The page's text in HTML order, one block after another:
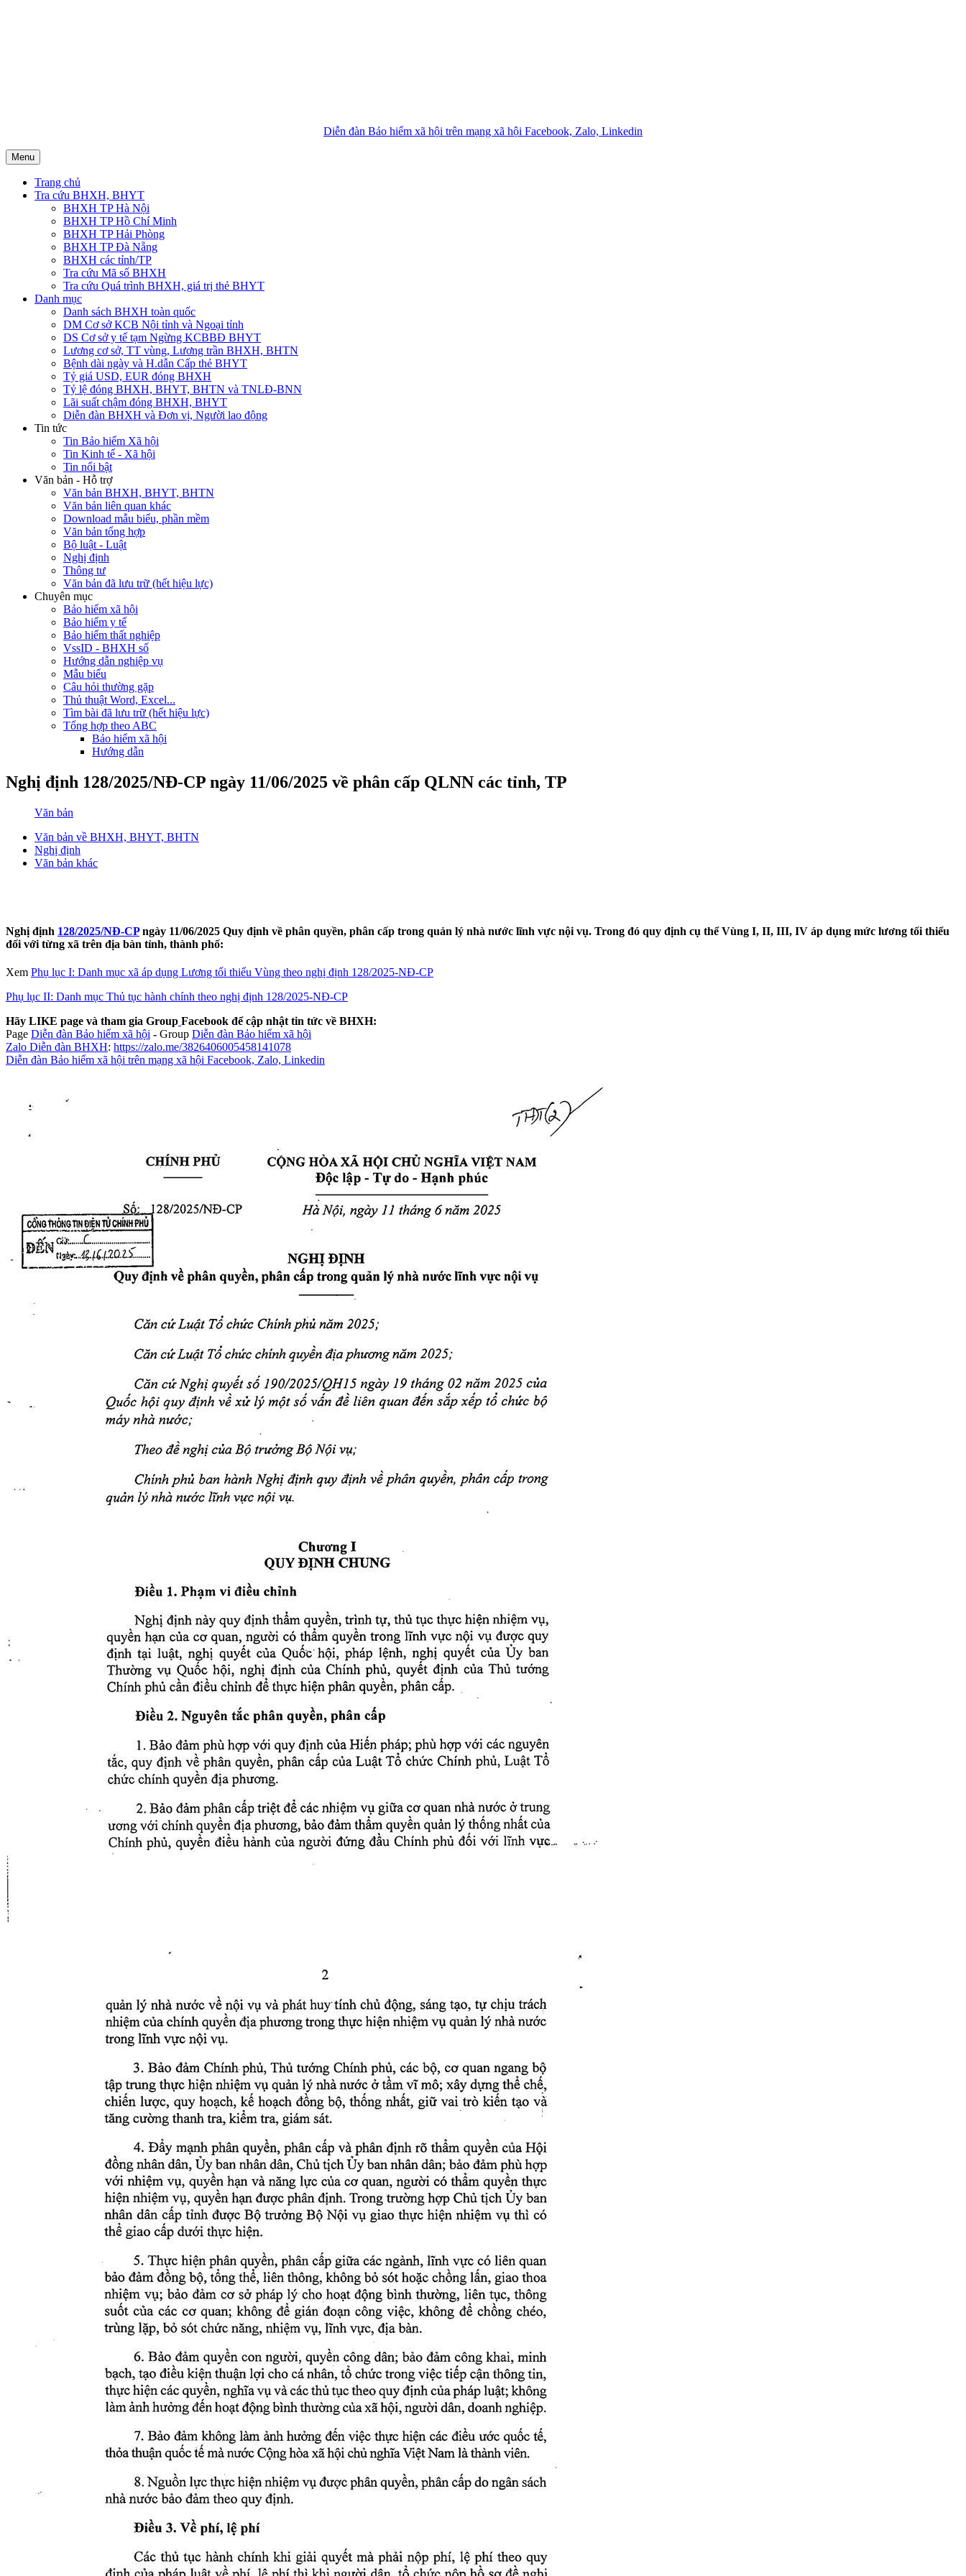
Diễn đàn Bảo hiểm xã hội trên mạng xã hội Facebook, Zalo, Linkedin
Menu
Trang chủ
Tra cứu BHXH, BHYT
BHXH TP Hà Nội
BHXH TP Hồ Chí Minh
BHXH TP Hải Phòng
BHXH TP Đà Nẵng
BHXH các tỉnh/TP
Tra cứu Mã số BHXH
Tra cứu Quá trình BHXH, giá trị thẻ BHYT
Danh mục
Danh sách BHXH toàn quốc
DM Cơ sở KCB Nội tỉnh và Ngoại tỉnh
DS Cơ sở y tế tạm Ngừng KCBBĐ BHYT
Lương cơ sở, TT vùng, Lương trần BHXH, BHTN
Bệnh dài ngày và H.dẫn Cấp thẻ BHYT
Tỷ giá USD, EUR đóng BHXH
Tỷ lệ đóng BHXH, BHYT, BHTN và TNLĐ-BNN
Lãi suất chậm đóng BHXH, BHYT
Diễn đàn BHXH và Đơn vị, Người lao động
Tin tức
Tin Bảo hiểm Xã hội
Tin Kinh tế - Xã hội
Tin nổi bật
Văn bản - Hỗ trợ
Văn bản BHXH, BHYT, BHTN
Văn bản liên quan khác
Download mẫu biểu, phần mềm
Văn bản tổng hợp
Bộ luật - Luật
Nghị định
Thông tư
Văn bản đã lưu trữ (hết hiệu lực)
Chuyên mục
Bảo hiểm xã hội
Bảo hiểm y tế
Bảo hiểm thất nghiệp
VssID - BHXH số
Hướng dẫn nghiệp vụ
Mẫu biểu
Câu hỏi thường gặp
Thủ thuật Word, Excel...
Tìm bài đã lưu trữ (hết hiệu lực)
Tổng hợp theo ABC
Bảo hiểm xã hội
Hướng dẫn
Nghị định 128/2025/NĐ-CP ngày 11/06/2025 về phân cấp QLNN các tỉnh, TP
Văn bản
Văn bản về BHXH, BHYT, BHTN
Nghị định
Văn bản khác
Nghị định 128/2025/NĐ-CPngày 11/06/2025 Quy định về phân quyền, phân cấp trong quản lý nhà nước lĩnh vực nội vụ. Trong đó quy định cụ thể Vùng I, II, III, IV áp dụng mức lương tối thiểu
đối với từng xã trên địa bàn tỉnh, thành phố:
Xem Phụ lục I: Danh mục xã áp dụng Lương tối thiểu Vùng theo nghị định 128/2025-NĐ-CP
Phụ lục II: Danh mục Thủ tục hành chính theo nghị định 128/2025-NĐ-CP
Hãy LIKE page và tham gia Group Facebook để cập nhật tin tức về BHXH:
Page Diễn đàn Bảo hiểm xã hội - Group Diễn đàn Bảo hiểm xã hội
Zalo Diễn đàn BHXH: https://zalo.me/3826406005458141078
Diễn đàn Bảo hiểm xã hội trên mạng xã hội Facebook, Zalo, Linkedin